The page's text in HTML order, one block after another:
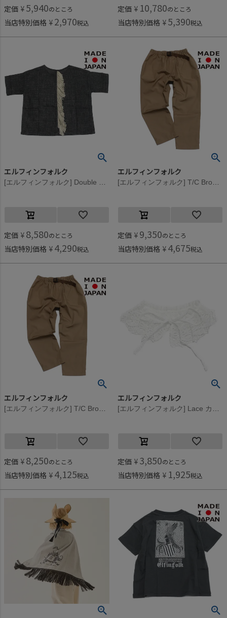
定価 ¥ 5,940のところ
当店特別価格 ¥ 2,970税込
定価 ¥ 10,780のところ
当店特別価格 ¥ 5,390税込
エルフィンフォルク
定価 ¥ 8,580のところ
当店特別価格 ¥ 4,290税込
エルフィンフォルク
定価 ¥ 9,350のところ
当店特別価格 ¥ 4,675税込
エルフィンフォルク
定価 ¥ 8,250のところ
当店特別価格 ¥ 4,125税込
エルフィンフォルク
定価 ¥ 3,850のところ
当店特別価格 ¥ 1,925税込